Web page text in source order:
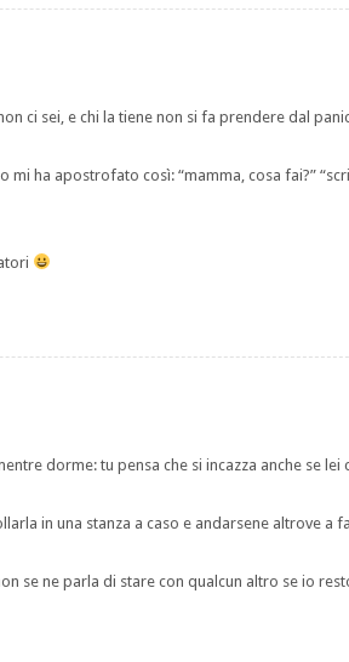
ci sei, e chi la tiene non si fa prendere dal
ha apostrofato così: “mamma, cosa fai?”
dorme: tu pensa che si incazza anche se lei
in una stanza a caso e andarsene altrove a
se ne parla di stare con qualcun altro se io